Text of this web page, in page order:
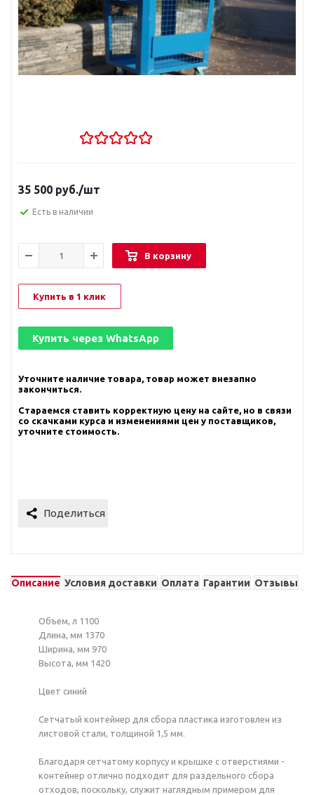
35 500 руб./шт
Есть в наличии
В корзину
Купить в 1 клик
Купить через WhatsApp
Уточните наличие товара, товар может внезапно
закончиться.
Стараемся ставить корректную цену на сайте, но в связи
со скачками курса и изменениями цен у поставщиков,
уточните стоимость.
Описание Условия доставки Оплата Гарантии Отзывы
Объем, л 1100
Длина, мм 1370
Ширина, мм 970
Высота, мм 1420
Цвет синий
Сетчатый контейнер для сбора пластика изготовлен из
листовой стали, толщиной 1,5 мм.
Благодаря сетчатому корпусу и крышке с отверстиями -
контейнер отлично подходит для раздельного сбора
отходов, поскольку, служит наглядным примером для